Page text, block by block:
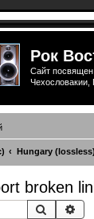
Рок
Сайт
Hungary (lossless)
broken
Поиск